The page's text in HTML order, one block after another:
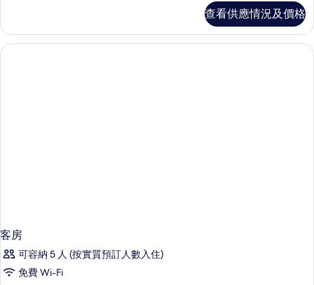
查看供應情況及價格
客房
可容納 5 人 (按實質預訂人數入住)
免費 Wi-Fi